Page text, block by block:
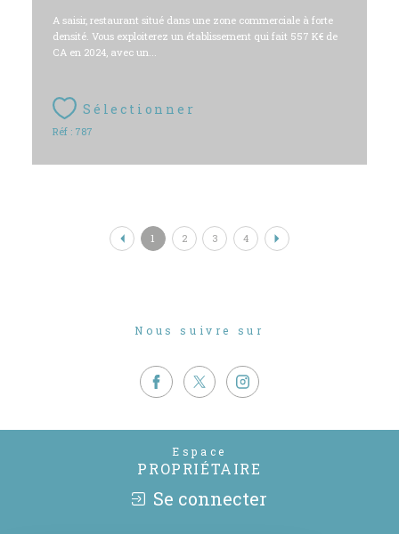
A saisir, restaurant situé dans une zone commerciale à forte
densité. Vous exploiterez un établissement qui fait 557 K€ de
CA en 2024, avec un...
Sélectionner
Réf : 787
1 2 3 4
Nous suivre sur
Espace
PROPRIÉTAIRE
Se connecter